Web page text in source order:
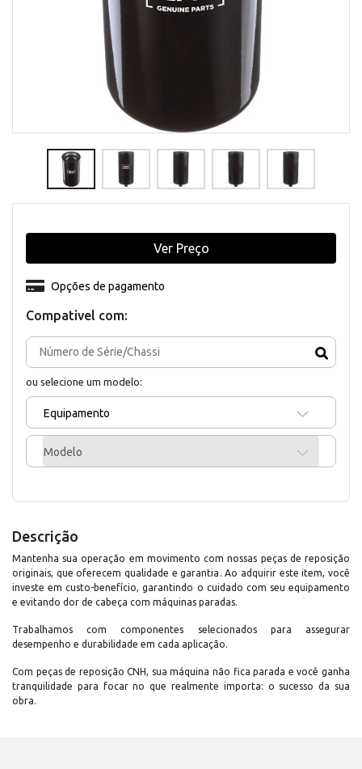
Compativel com:
ou selecione um modelo:
Equipamento
Modelo
Opções de pagamento
Ver Preço
Descrição
Mantenha sua operação em movimento com nossas peças de reposição
originais, que oferecem qualidade e garantia. Ao adquirir este item, você
investe em custo-benefício, garantindo o cuidado com seu equipamento
e evitando dor de cabeça com máquinas paradas.
Trabalhamos com componentes selecionados para assegurar
desempenho e durabilidade em cada aplicação.
Com peças de reposição CNH, sua máquina não fica parada e você ganha
tranquilidade para focar no que realmente importa: o sucesso da sua
obra.